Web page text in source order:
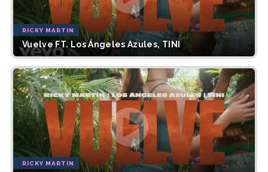
RICKY MARTIN
Vuelve FT. Los Ángeles Azules, TINI
RICKY MARTIN